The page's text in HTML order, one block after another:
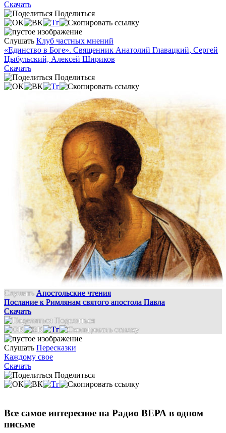
Скачать
Поделиться
Слушать Клуб частных мнений
«Единство в Боге». Священник Анатолий Главацкий, Сергей
Цыбульский, Алексей Шириков
Скачать
Поделиться
Слушать Апостольские чтения
Послание к Римлянам святого апостола Павла
Скачать
Поделиться
Слушать Пересказки
Каждому свое
Скачать
Поделиться
Все самое интересное на Радио ВЕРА в одном
письме